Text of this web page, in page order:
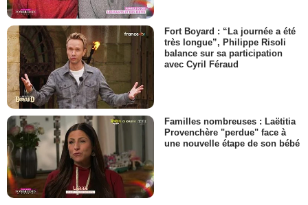
Fort Boyard : “La journée a été
très longue”, Philippe Risoli
balance sur sa participation
avec Cyril Féraud
Familles nombreuses : Laëtitia
Provenchère "perdue" face à
une nouvelle étape de son bébé